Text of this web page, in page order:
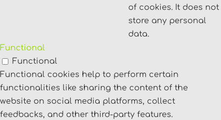
of cookies. It does not
store any personal
data.
Functional
Functional
Functional cookies help to perform certain
functionalities like sharing the content of the
website on social media platforms, collect
feedbacks, and other third-party features.